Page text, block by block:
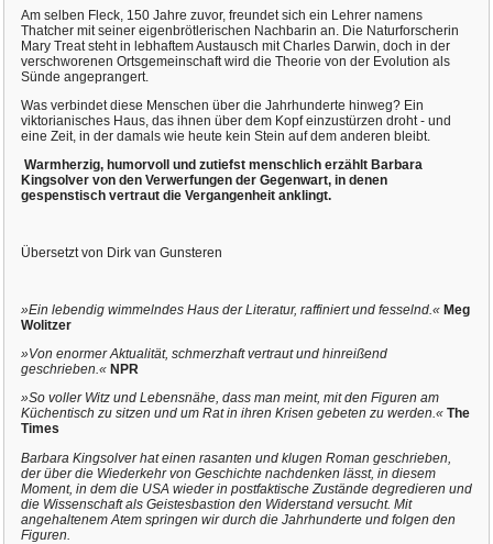
Am selben Fleck, 150 Jahre zuvor, freundet sich ein Lehrer namens
Thatcher mit seiner eigenbrötlerischen Nachbarin an. Die Naturforscherin
Mary Treat steht in lebhaftem Austausch mit Charles Darwin, doch in der
verschworenen Ortsgemeinschaft wird die Theorie von der Evolution als
Sünde angeprangert.
Was verbindet diese Menschen über die Jahrhunderte hinweg? Ein
viktorianisches Haus, das ihnen über dem Kopf einzustürzen droht - und
eine Zeit, in der damals wie heute kein Stein auf dem anderen bleibt.
Warmherzig, humorvoll und zutiefst menschlich erzählt Barbara
Kingsolver von den Verwerfungen der Gegenwart, in denen
gespenstisch vertraut die Vergangenheit anklingt.
Übersetzt von Dirk van Gunsteren
»Ein lebendig wimmelndes Haus der Literatur, raffiniert und fesselnd.«Meg
Wolitzer
»Von enormer Aktualität, schmerzhaft vertraut und hinreißend
geschrieben.«NPR
»So voller Witz und Lebensnähe, dass man meint, mit den Figuren am
Küchentisch zu sitzen und um Rat in ihren Krisen gebeten zu werden.« The
Times
Barbara Kingsolver hat einen rasanten und klugen Roman geschrieben,
der über die Wiederkehr von Geschichte nachdenken lässt, in diesem
Moment, in dem die USA wieder in postfaktische Zustände degredieren und
die Wissenschaft als Geistesbastion den Widerstand versucht. Mit
angehaltenem Atem springen wir durch die Jahrhunderte und folgen den
Figuren.